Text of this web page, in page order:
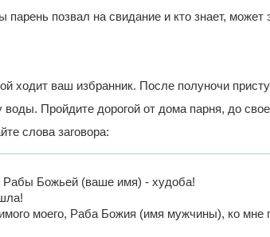
парень позвал на свидание и кто знает,
ходит ваш избранник. После полуночи
Пройдите дорогой от дома парня, до
слова заговора:
Рабы Божьей (ваше имя) - худоба!
моего, Раба Божия (имя мужчины), ко мне